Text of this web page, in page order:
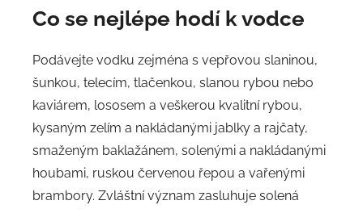
Co se nejlépe hodí k vodce
Podávejte vodku zejména s vepřovou slaninou,
šunkou, telecím, tlačenkou, slanou rybou nebo
kaviárem, lososem a veškerou kvalitní rybou,
kysaným zelím a nakládanými jablky a rajčaty,
smaženým baklažánem, solenými a nakládanými
houbami, ruskou červenou řepou a vařenými
brambory. Zvláštní význam zasluhuje solená